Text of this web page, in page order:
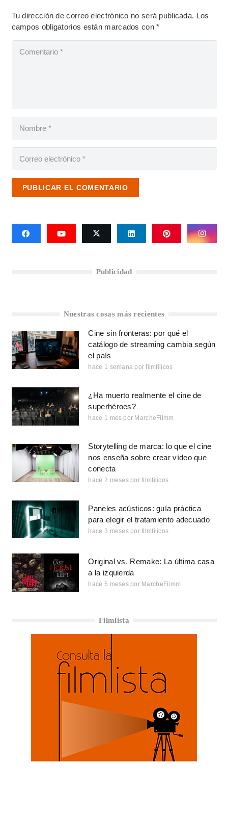
Tu dirección de correo electrónico no será publicada. Los
campos obligatorios están marcados con*
PUBLICAR EL COMENTARIO
Publicidad
Nuestras cosas más recientes
Cine sin fronteras: por qué el
catálogo de streaming cambia según
el país
hace 1 semana por filmfilicos
¿Ha muerto realmente el cine de
superhéroes?
hace 1 mes por MarcheFilmm
Storytelling de marca: lo que el cine
nos enseña sobre crear vídeo que
conecta
hace 2 meses por filmfilicos
Paneles acústicos: guía práctica
para elegir el tratamiento adecuado
hace 3 meses por filmfilicos
Original vs. Remake: La última casa
a la izquierda
hace 5 meses por MarcheFilmm
Filmlista